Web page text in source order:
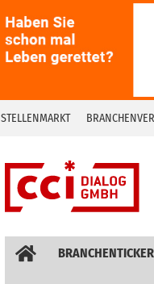
to
content
STELLENMARKT
BRANCHENTICKER